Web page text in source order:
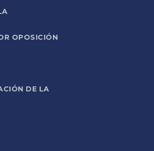
OPOSICIÓN
DE LA